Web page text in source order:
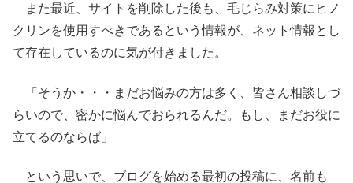
また最近、サイトを削除した後も、毛じらみ対策にヒノ
クリンを使用すべきであるという情報が、ネット情報とし
て存在しているのに気が付きました。
「そうか・・・まだお悩みの方は多く、皆さん相談しづ
らいので、密かに悩んでおられるんだ。もし、まだお役に
立てるのならば」
という思いで、ブログを始める最初の投稿に、名前も